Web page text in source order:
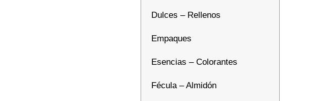
Dulces – Rellenos
Empaques
Esencias – Colorantes
Fécula – Almidón